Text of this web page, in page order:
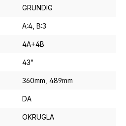
GRUNDIG
A:4 , B:3
4A+4B
43"
360mm , 489mm
DA
OKRUGLA